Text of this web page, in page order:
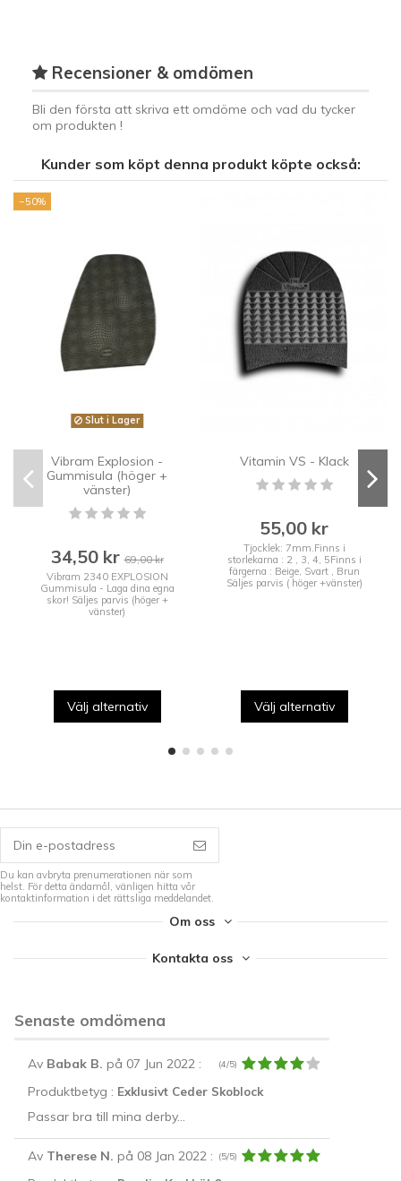
Recensioner & omdömen
Bli den första att skriva ett omdöme och vad du tycker
om produkten !
Kunder som köpt denna produkt köpte också:
−50%
Slut i Lager
Vibram Explosion -
Gummisula (höger +
vänster)
34,50 kr69,00 kr
Vibram 2340 EXPLOSION
Gummisula - Laga dina egna
skor! Säljes parvis (höger +
vänster)
Välj alternativ
Vitamin VS - Klack
55,00 kr
Tjocklek: 7mm.Finns i
storlekarna : 2 , 3, 4, 5Finns i
färgerna : Beige, Svart , Brun
Säljes parvis ( höger +vänster)
Välj alternativ
Du kan avbryta prenumerationen när som
helst. För detta ändamål, vänligen hitta vår
kontaktinformation i det rättsliga meddelandet.
Om oss
Kontakta oss
Senaste omdömena
Av Babak B. på 07 Jun 2022: (4/5)
Produktbetyg : Exklusivt Ceder Skoblock
Passar bra till mina derby...
Av Therese N. på 08 Jan 2022: (5/5)